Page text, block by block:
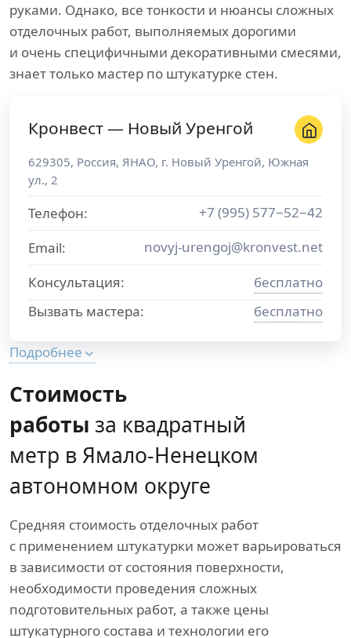
руками. Однако, все тонкости и нюансы сложных
отделочных работ, выполняемых дорогими
и очень специфичными декоративными смесями,
знает только мастер по штукатурке стен.
Кронвест — Новый Уренгой
629305, Россия, ЯНАО, г. Новый Уренгой, Южная
ул., 2
Телефон:
+7 (995) 577−52−42
Email:
novyj-urengoj@kronvest.net
Консультация:
бесплатно
Вызвать мастера:
бесплатно
Подробнее
Стоимость
работы за квадратный
метр в Ямало-Ненецком
автономном округе
Средняя стоимость отделочных работ
с применением штукатурки может варьироваться
в зависимости от состояния поверхности,
необходимости проведения сложных
подготовительных работ, а также цены
штукатурного состава и технологии его